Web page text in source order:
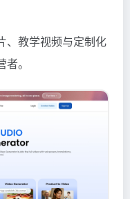
、教学视频与定制化
。